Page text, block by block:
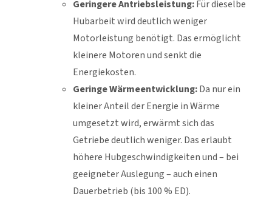
Geringere Antriebsleistung:Für dieselbe
Hubarbeit wird deutlich weniger
Motorleistung benötigt. Das ermöglicht
kleinere Motoren und senkt die
Energiekosten.
Geringe Wärmeentwicklung:Da nur ein
kleiner Anteil der Energie in Wärme
umgesetzt wird, erwärmt sich das
Getriebe deutlich weniger. Das erlaubt
höhere Hubgeschwindigkeiten und – bei
geeigneter Auslegung – auch einen
Dauerbetrieb (bis 100 % ED).